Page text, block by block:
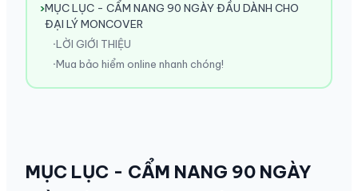
MỤC LỤC - CẨM NANG 90 NGÀY ĐẦU DÀNH CHO
ĐẠI LÝ MONCOVER
LỜI GIỚI THIỆU
Mua bảo hiểm online nhanh chóng!
MỤC LỤC - CẨM NANG 90 NGÀY